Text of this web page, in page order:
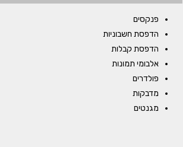
פנקסים
הדפסת חשבוניות
הדפסת קבלות
אלבומי תמונות
פולדרים
מדבקות
מגנטים